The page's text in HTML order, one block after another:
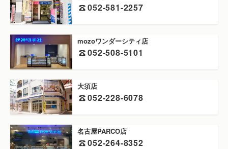
052-581-2257
mozoワンダーシティ店
052-508-5101
大須店
052-228-6078
名古屋PARCO店
052-264-8352